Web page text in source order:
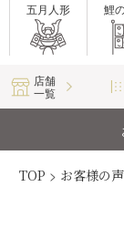
五月人形 鯉
店舗
一覧
TOP > お客様の声